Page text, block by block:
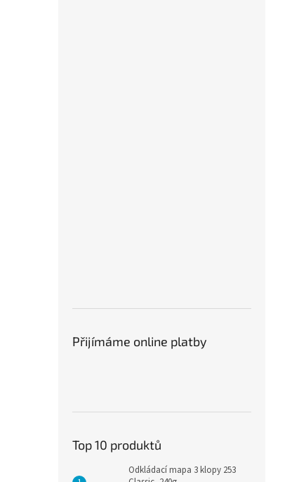
Přijímáme online platby
Top 10 produktů
Odkládací mapa 3 klopy 253